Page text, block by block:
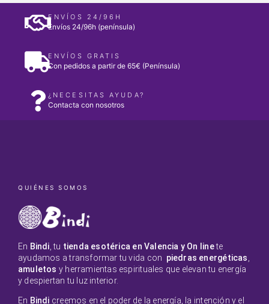
ENVÍOS 24/96H
Envíos 24/96h (península)
ENVÍOS GRATIS
Con pedidos a partir de 65€ (Península)
¿NECESITAS AYUDA?
Contacta con nosotros
QUIÉNES SOMOS
En Bindi , tu tienda esotérica en Valencia y On linete
ayudamos a transformar tu vida con piedras energéticas
amuletos y herramientas espirituales que elevan tu energía
y despiertan tu luz interior.
En Bindi creemos en el poder de la energía, la intención y el